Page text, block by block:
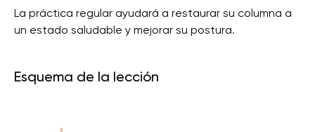
La práctica regular ayudará a restaurar su columna a
un estado saludable y mejorar su postura.
Esquema de la lección